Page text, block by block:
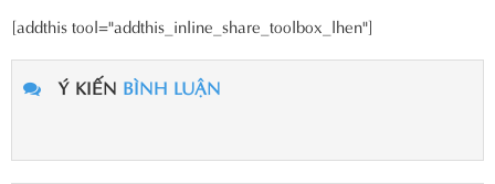
[addthis tool="addthis_inline_share_toolbox_lhen"]
Ý KIẾN BÌNH LUẬN